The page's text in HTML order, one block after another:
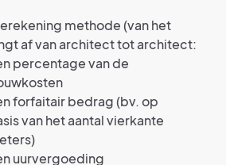
methode (van het
af van architect tot architect:
percentage van de
forfaitair bedrag (bv. op
van het aantal vierkante
uurvergoeding